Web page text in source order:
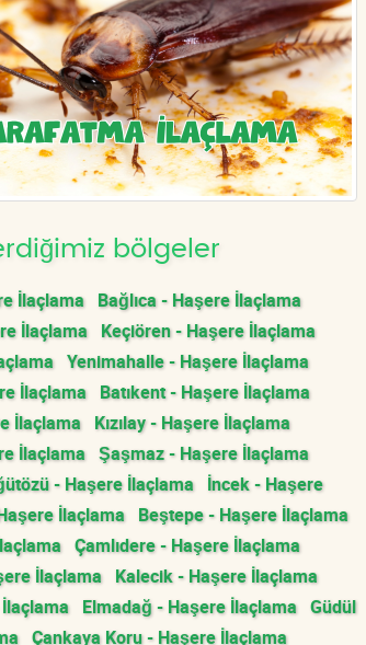
bölgeler
İlaçlama Bağlıca - Haşere İlaçlama
İlaçlama Keçiören - Haşere İlaçlama
Yenimahalle - Haşere İlaçlama
İlaçlama Batıkent - Haşere İlaçlama
İlaçlama Kızılay - Haşere İlaçlama
İlaçlama Şaşmaz - Haşere İlaçlama
- Haşere İlaçlama İncek - Haşere
İlaçlama Beştepe - Haşere İlaçlama
Çamlıdere - Haşere İlaçlama
İlaçlama Kalecik - Haşere İlaçlama
Elmadağ - Haşere İlaçlama Güdül
Çankaya Koru - Haşere İlaçlama